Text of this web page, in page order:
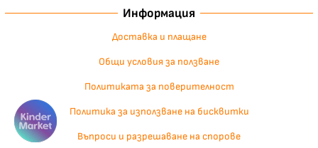
Информация
Доставка и плащане
Общи условия за ползване
Политиката за поверителност
Политика за използване на бисквитки
Въпроси и разрешаване на спорове